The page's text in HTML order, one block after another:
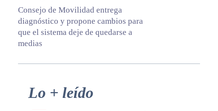
Consejo de Movilidad entrega
diagnóstico y propone cambios para
que el sistema deje de quedarse a
medias
Primary
Lo + leído